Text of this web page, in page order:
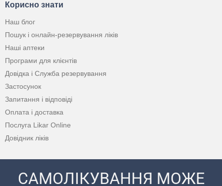
Корисно знати
Наш блог
Пошук і онлайн-резервування ліків
Наші аптеки
Програми для клієнтів
Довідка і Служба резервування
Застосунок
Запитання і відповіді
Оплата і доставка
Послуга Likar Online
Довідник ліків
САМОЛІКУВАННЯ МОЖЕ